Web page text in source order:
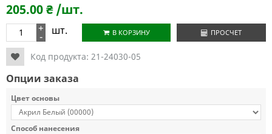
205.00₴ /шт.
+
- шт. В КОРЗИНУ ПРОСЧЕТ
Код продукта: 21-24030-05
Опции заказа
Цвет основы
Способ нанесения